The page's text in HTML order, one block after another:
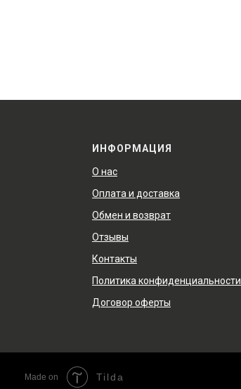
ИНФОРМАЦИЯ
О нас
Оплата и доставка
Обмен и возврат
Отзывы
Контакты
Политика конфиденциальности
Договор оферты
Made on Tilda